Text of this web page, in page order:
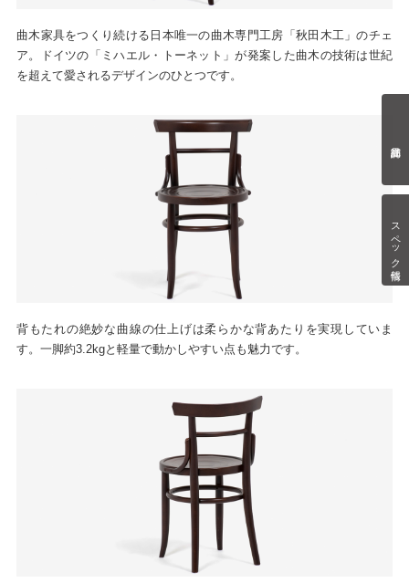
スペック情報
曲木家具をつくり続ける日本唯一の曲木専門工房「秋田木工」のチェ
ア。ドイツの「ミハエル・トーネット」が発案した曲木の技術は世紀
を超えて愛されるデザインのひとつです。
背もたれの絶妙な曲線の仕上げは柔らかな背あたりを実現していま
す。一脚約3.2kgと軽量で動かしやすい点も魅力です。